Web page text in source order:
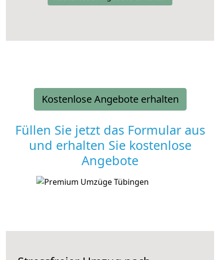
Kostenlose Angebote erhalten
Füllen Sie jetzt das Formular aus
und erhalten Sie kostenlose
Angebote